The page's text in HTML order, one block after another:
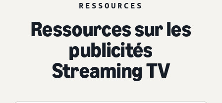
RESSOURCES
Ressources sur les
publicités
Streaming TV